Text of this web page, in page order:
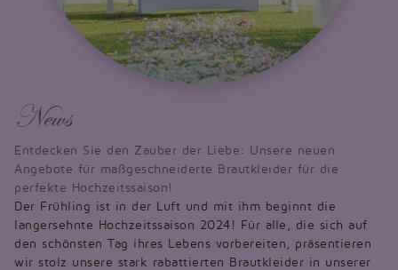
News
Entdecken Sie den Zauber der Liebe: Unsere neuen
Angebote für maßgeschneiderte Brautkleider für die
perfekte Hochzeitssaison!
Der Frühling ist in der Luft und mit ihm beginnt die
langersehnte Hochzeitssaison 2024! Für alle, die sich auf
den schönsten Tag ihres Lebens vorbereiten, präsentieren
wir stolz unsere stark rabattierten Brautkleider in unserer